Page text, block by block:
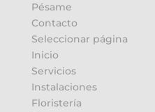
Pésame
Contacto
Seleccionar página
Inicio
Servicios
Instalaciones
Floristería